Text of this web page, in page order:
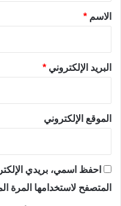
*الاسم *
البريد الإلكتروني *
الموقع الإلكتروني
احفظ اسمي، بريدي
المتصفح لاستخدامها المرة